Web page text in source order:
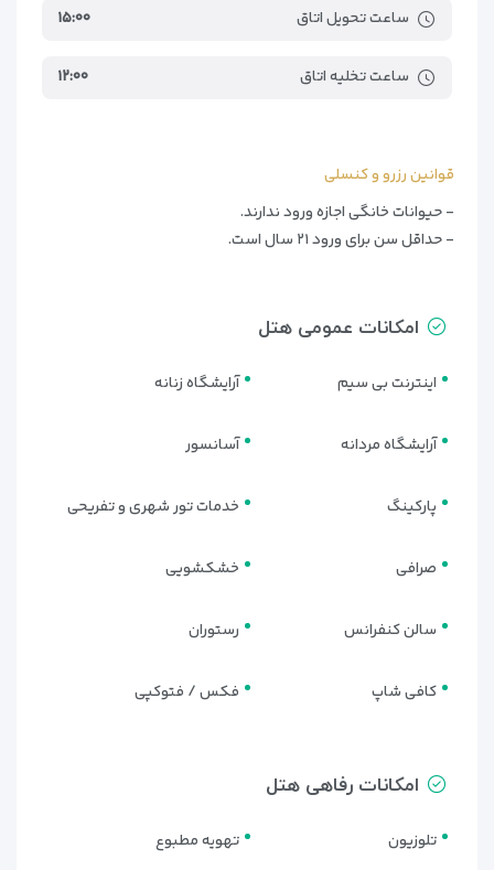
ساعت تحویل اتاق ۱۵:۰۰
ساعت تخلیه اتاق ۱۲:۰۰
قوانین رزرو و کنسلی
- حیوانات خانگی اجازه ورود ندارند.
- حداقل سن برای ورود ۲۱ سال است.
امکانات عمومی هتل
اینترنت بی سیم آرایشگاه زنانه
آرایشگاه مردانه آسانسور
پارکینگ خدمات تور شهری و تفریحی
صرافی خشکشویی
سالن کنفرانس رستوران
کافی شاپ فکس / فتوکپی
امکانات رفاهی هتل
تلوزیون تهویه مطبوع